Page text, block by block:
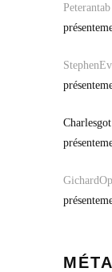
Peterantab
Charlesgot
MÉTA